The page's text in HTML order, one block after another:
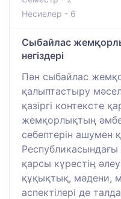
Несиелер - 6
Сыбайлас
негіздері
Пән сыбайлас
қалыптастыру
қазіргі контексте
жемқорлықтың
себептерін ашумен
қарсы күрестің
құқықтық, мәдени,
аспектілері де